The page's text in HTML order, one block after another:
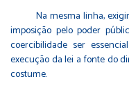
Na mesma linha, exigir,
imposição pelo poder
coercibilidade ser
execução da lei a fonte do
costume.